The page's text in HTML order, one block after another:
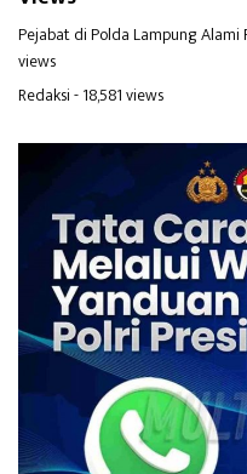
Pejabat di Polda Lampung
views
Redaksi- 18,581 views